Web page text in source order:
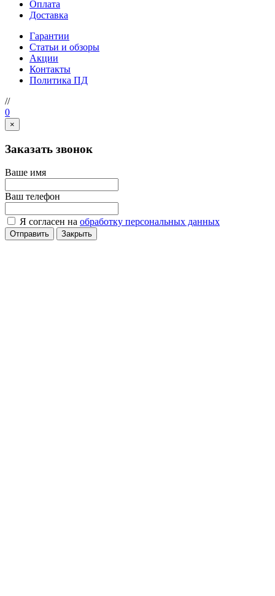
Оплата
Доставка
Гарантии
Статьи и обзоры
Акции
Контакты
Политика ПД
//
0
×
Заказать звонок
Ваше имя
Ваш телефон
Я согласен на обработку персональных данных
Отправить Закрыть